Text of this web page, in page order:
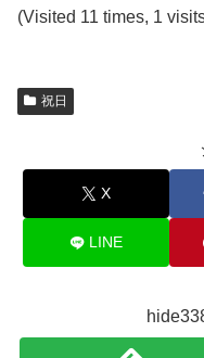
(Visited 11 times, 1
祝日
X
LINE